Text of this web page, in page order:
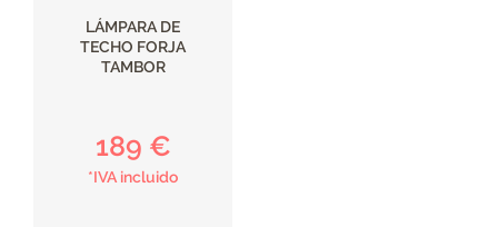
LÁMPARA DE
TECHO FORJA
TAMBOR
189 €
*IVA incluido